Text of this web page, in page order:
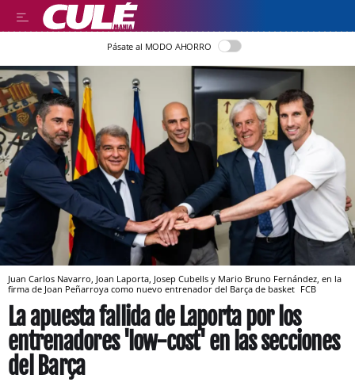
Pásate al MODO AHORRO
Juan Carlos Navarro, Joan Laporta, Josep Cubells y Mario Bruno Fernández, en la
firma de Joan Peñarroya como nuevo entrenador del Barça de basket FCB
La apuesta fallida de Laporta por los
entrenadores 'low-cost' en las secciones
del Barça